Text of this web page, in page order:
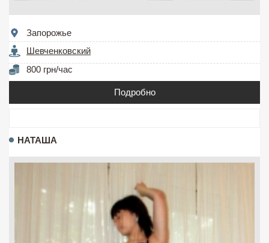
Запорожье
Шевченковский
800 грн/час
Подробно
НАТАША